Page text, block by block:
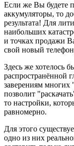
Если же Вы будете
аккумуляторы, то
результата! Для
наибольших
и точках продажи
свой новый
Здесь же хотелось
распространённой
заверениям многих
позволит
то настройки,
равномерно.
Для этого
одно из них